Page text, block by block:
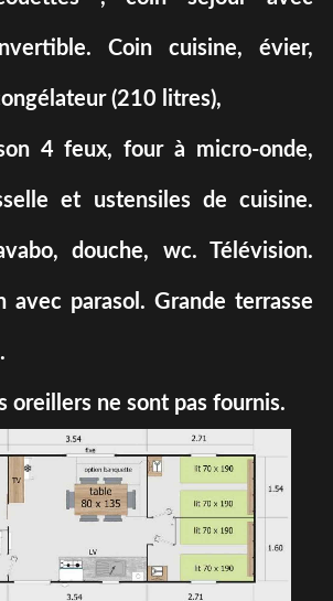
Coin cuisine, évier,
(210 litres),
4 feux, four à micro-onde,
et ustensiles de cuisine.
douche, wc. Télévision.
avec parasol. Grande terrasse
oreillers ne sont pas fournis.